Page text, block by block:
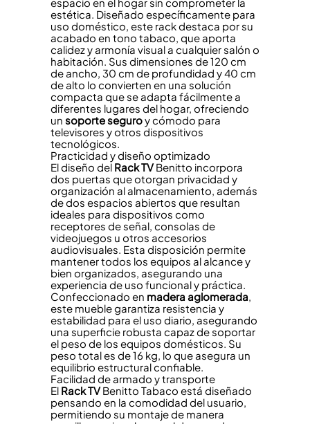
estética. Diseñado específicamente para
uso doméstico, este rack destaca por su
acabado en tono tabaco, que aporta
calidez y armonía visual a cualquier salón o
habitación. Sus dimensiones de 120 cm
de ancho, 30 cm de profundidad y 40 cm
de alto lo convierten en una solución
compacta que se adapta fácilmente a
diferentes lugares del hogar, ofreciendo
un soporte seguroy cómodo para
televisores y otros dispositivos
tecnológicos.
Practicidad y diseño optimizado
El diseño del Rack TVBenitto incorpora
dos puertas que otorgan privacidad y
organización al almacenamiento, además
de dos espacios abiertos que resultan
ideales para dispositivos como
receptores de señal, consolas de
videojuegos u otros accesorios
audiovisuales. Esta disposición permite
mantener todos los equipos al alcance y
bien organizados, asegurando una
experiencia de uso funcional y práctica.
Confeccionado en madera aglomerada,
este mueble garantiza resistencia y
estabilidad para el uso diario, asegurando
una superficie robusta capaz de soportar
el peso de los equipos domésticos. Su
peso total es de 16 kg, lo que asegura un
equilibrio estructural confiable.
Facilidad de armado y transporte
El Rack TVBenitto Tabaco está diseñado
pensando en la comodidad del usuario,
permitiendo su montaje de manera